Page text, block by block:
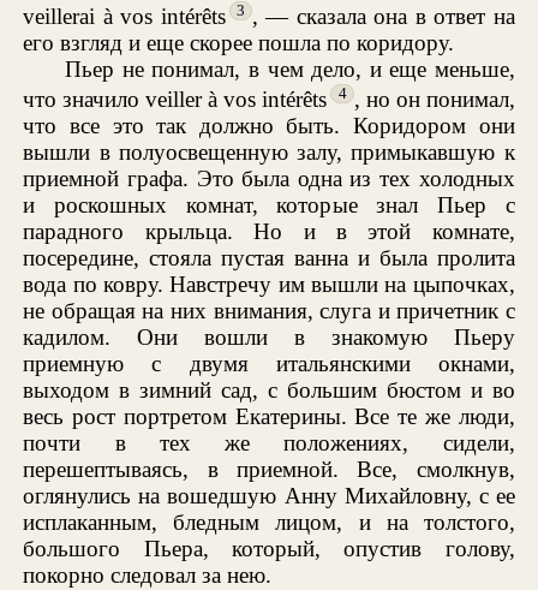
veillerai à vos intérêts
3 , — сказала она в ответ на
его взгляд и еще скорее пошла по коридору.
Пьер не понимал, в чем дело, и еще меньше,
что значило veiller à vos intérêts
4 , но он понимал,
что все это так должно быть. Коридором они
вышли в полуосвещенную залу, примыкавшую к
приемной графа. Это была одна из тех холодных
и роскошных комнат, которые знал Пьер с
парадного крыльца. Но и в этой комнате,
посередине, стояла пустая ванна и была пролита
вода по ковру. Навстречу им вышли на цыпочках,
не обращая на них внимания, слуга и причетник с
кадилом. Они вошли в знакомую Пьеру
приемную с двумя итальянскими окнами,
выходом в зимний сад, с большим бюстом и во
весь рост портретом Екатерины. Все те же люди,
почти в тех же положениях, сидели,
перешептываясь, в приемной. Все, смолкнув,
оглянулись на вошедшую Анну Михайловну, с ее
исплаканным, бледным лицом, и на толстого,
большого Пьера, который, опустив голову,
покорно следовал за нею.